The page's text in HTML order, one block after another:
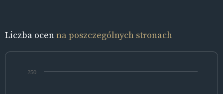
Liczba ocenna poszczególnych stronach
250